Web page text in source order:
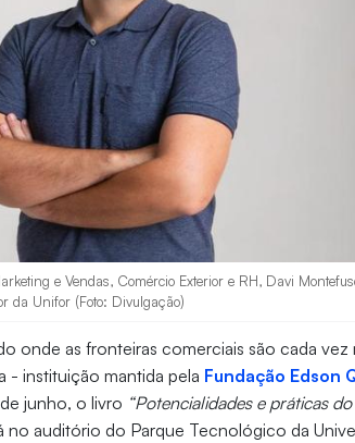
e Vendas, Comércio Exterior e RH, Davi
da Unifor (Foto: Divulgação)
onde as fronteiras comerciais são cada vez
- instituição mantida pela Fundação Edson
junho, o livro “Potencialidades e práticas
auditório do Parque Tecnológico da